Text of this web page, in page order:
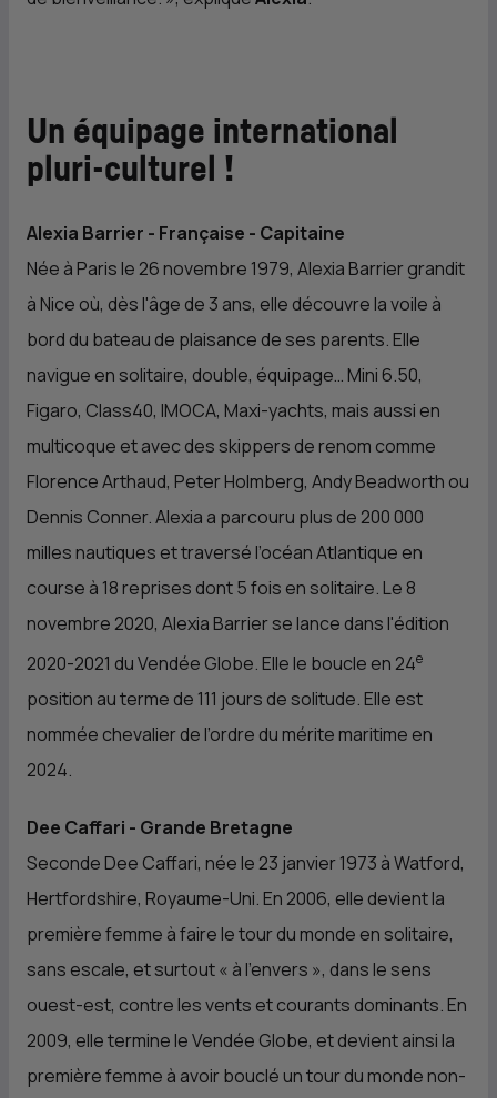
Un équipage international
pluri-culturel !
Alexia Barrier - Française - Capitaine
Née à Paris le 26 novembre 1979, Alexia Barrier grandit
à Nice où, dès l'âge de 3 ans, elle découvre la voile à
bord du bateau de plaisance de ses parents. Elle
navigue en solitaire, double, équipage… Mini 6.50,
Figaro, Class40, IMOCA, Maxi-yachts, mais aussi en
multicoque et avec des skippers de renom comme
Florence Arthaud, Peter Holmberg, Andy Beadworth ou
Dennis Conner. Alexia a parcouru plus de 200 000
milles nautiques et traversé l’océan Atlantique en
course à 18 reprises dont 5 fois en solitaire. Le 8
novembre 2020, Alexia Barrier se lance dans l'édition
2020-2021 du Vendée Globe. Elle le boucle en 24e
position au terme de 111 jours de solitude. Elle est
nommée chevalier de l’ordre du mérite maritime en
2024.
Dee Caffari - Grande Bretagne
Seconde Dee Caffari, née le 23 janvier 1973 à Watford,
Hertfordshire, Royaume-Uni. En 2006, elle devient la
première femme à faire le tour du monde en solitaire,
sans escale, et surtout « à l’envers », dans le sens
ouest-est, contre les vents et courants dominants. En
2009, elle termine le Vendée Globe, et devient ainsi la
première femme à avoir bouclé un tour du monde non-